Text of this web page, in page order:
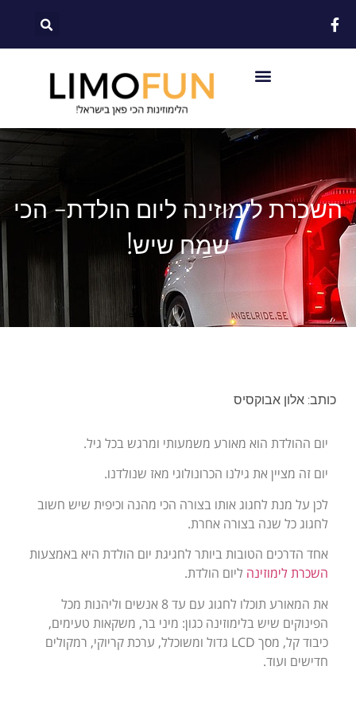
השכרת לימוזינה ליום הולדת- הכי
שמח שיש!
כותב: אלון אבוקסיס
יום ההולדת הוא מאורע משמעותי ומרגש בכל גיל.
יום זה מציין את גילנו הכרונולוגי מאז שנולדנו.
לכן על מנת לחגוג אותו בצורה הכי מהנה וכיפית שיש חשוב
לחגוג כל שנה בצורה אחרת.
אחד הדרכים הטובות ביותר לחגיגת יום הולדת היא באמצעות
השכרת לימוזינה ליום הולדת.
את המאורע תוכלו לחגוג עם עד 8 אנשים וליהנות מכל
הפינוקים שיש בלימוזינה כגון: מיני בר, משקאות טעימים,
כיבוד קל, מסך LCD גדול ומשוכלל, ערכת קריוקי, רמקולים
חדישים ועוד.